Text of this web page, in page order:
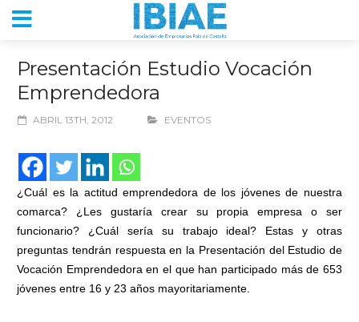
Presentación Estudio Vocación
Emprendedora
ABRIL 13TH, 2012 EVENTOS
¿Cuál es la actitud emprendedora de los jóvenes de nuestra
comarca? ¿Les gustaría crear su propia empresa o ser
funcionario? ¿Cuál sería su trabajo ideal? Estas y otras
preguntas tendrán respuesta en la Presentación del Estudio de
Vocación Emprendedora en el que han participado más de 653
jóvenes entre 16 y 23 años mayoritariamente.